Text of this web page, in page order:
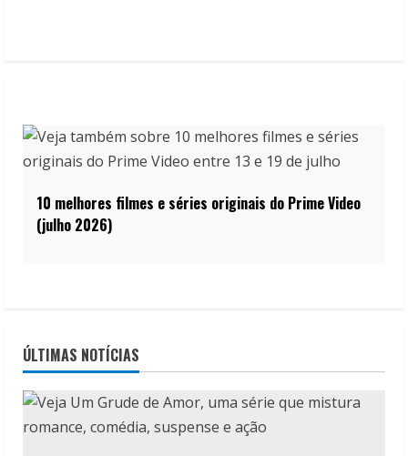
10 melhores filmes e séries originais do Prime Video
(julho 2026)
ÚLTIMAS NOTÍCIAS